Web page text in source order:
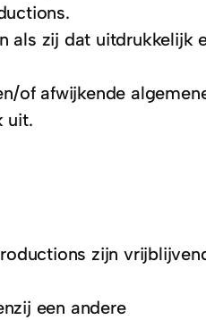
als zij dat uitdrukkelijk
of afwijkende
uit.
zijn
een andere